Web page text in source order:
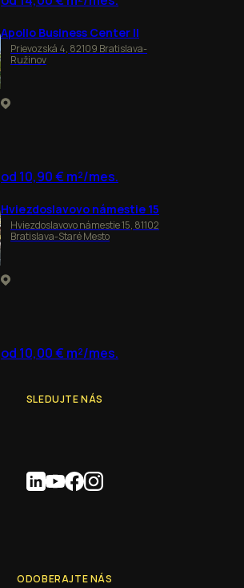
Apollo Business Center II
Prievozská 4, 82109 Bratislava-
Ružinov
od 10,90 € m²/mes.
Hviezdoslavovo námestie 15
Hviezdoslavovo námestie 15, 81102
Bratislava-Staré Mesto
od 10,00 € m²/mes.
SLEDUJTE NÁS
ODOBERAJTE NÁS